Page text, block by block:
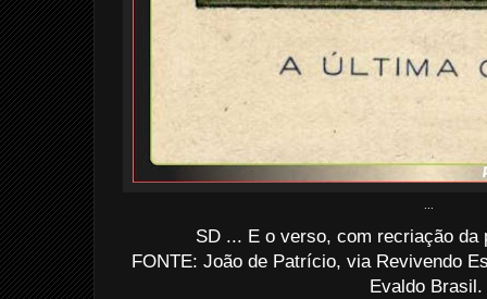
SD ... E o verso, com recriação
FONTE: João de Patrício, via Revivendo
Evaldo